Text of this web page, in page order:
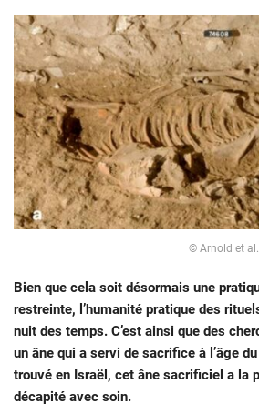
© Arnold et
Bien que cela soit désormais une
restreinte, l’humanité pratique des
nuit des temps. C’est ainsi que des
un âne qui a servi de sacrifice à l’âge
trouvé en Israël, cet âne sacrificiel a la
décapité avec soin.